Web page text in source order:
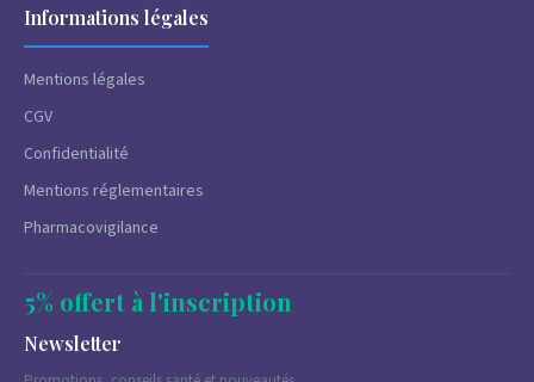
Informations légales
Mentions légales
CGV
Confidentialité
Mentions réglementaires
Pharmacovigilance
5% offert à l'inscription
Newsletter